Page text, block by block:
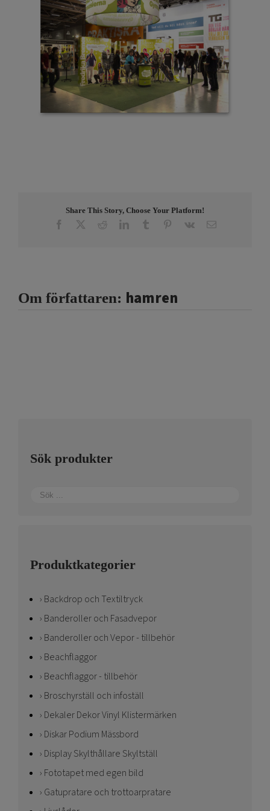
Share This Story, Choose Your Platform!
Facebook RedditLinkedInTumblr Pinterest
Vk E-
Om författaren: hamren
Sök produkter
Produktkategorier
Backdrop och Textiltryck
Banderoller och Fasadvepor
Banderoller och Vepor - tillbehör
Beachflaggor
Beachflaggor - tillbehör
Broschyrställ och infoställ
Dekaler Dekor Vinyl Klistermärken
Diskar Podium Mässbord
Display Skylthållare Skyltställ
Fototapet med egen bild
Gatupratare och trottoarpratare